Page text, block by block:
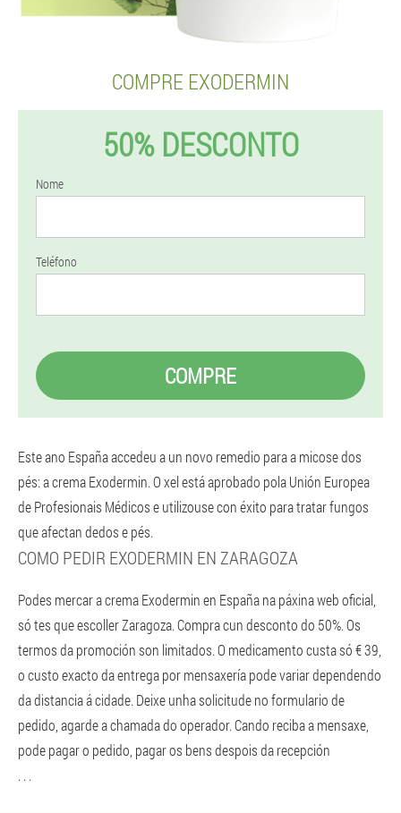
COMPRE EXODERMIN
50% DESCONTO
Nome
Teléfono
COMPRE
Este ano España accedeu a un novo remedio para a micose dos
pés: a crema Exodermin. O xel está aprobado pola Unión Europea
de Profesionais Médicos e utilizouse con éxito para tratar fungos
que afectan dedos e pés.
COMO PEDIR EXODERMIN EN ZARAGOZA
Podes mercar a crema Exodermin en España na páxina web oficial,
só tes que escoller Zaragoza. Compra cun desconto do 50%. Os
termos da promoción son limitados. O medicamento custa só € 39,
o custo exacto da entrega por mensaxería pode variar dependendo
da distancia á cidade. Deixe unha solicitude no formulario de
pedido, agarde a chamada do operador. Cando reciba a mensaxe,
pode pagar o pedido, pagar os bens despois da recepción
. . .